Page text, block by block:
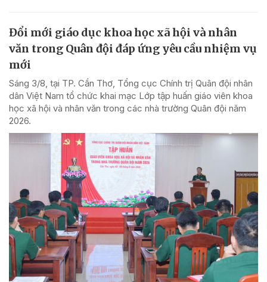
Đổi mới giáo dục khoa học xã hội và nhân
văn trong Quân đội đáp ứng yêu cầu nhiệm vụ
mới
Sáng 3/8, tại TP. Cần Thơ, Tổng cục Chính trị Quân đội nhân
dân Việt Nam tổ chức khai mạc Lớp tập huấn giáo viên khoa
học xã hội và nhân văn trong các nhà trường Quân đội năm
2026.